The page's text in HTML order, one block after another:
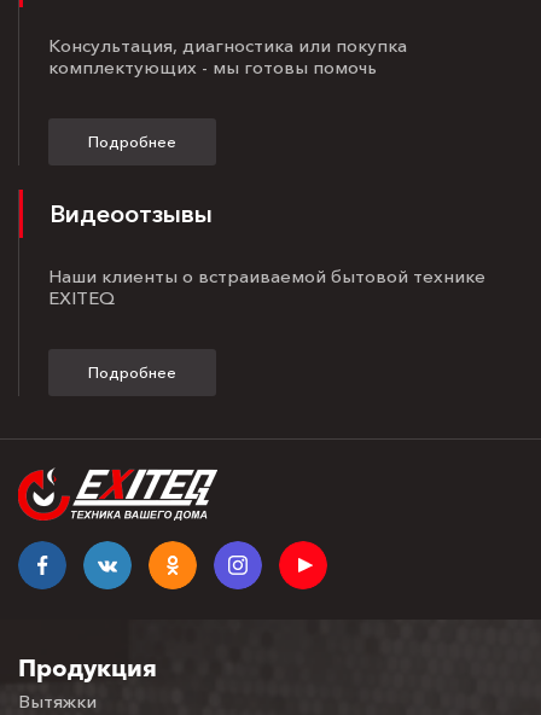
Консультация, диагностика или покупка
комплектующих - мы готовы помочь
Подробнее
Видеоотзывы
Наши клиенты о встраиваемой бытовой технике
EXITEQ
Подробнее
Продукция
Вытяжки